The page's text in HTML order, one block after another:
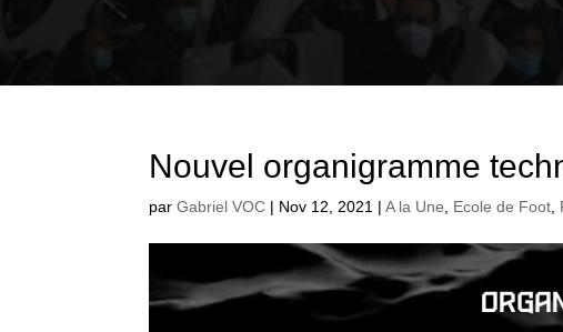
Nouvel organigramme
parGabriel VOC | Nov 12, 2021 |A la Une, Ecole de Foot,